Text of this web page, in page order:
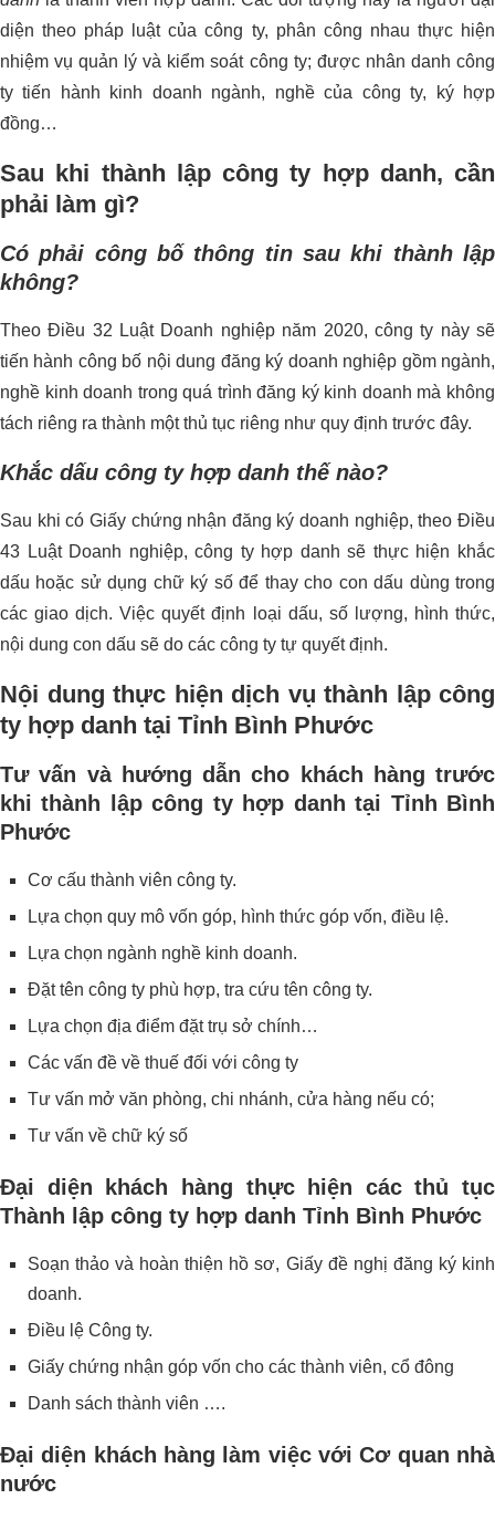
diện theo pháp luật của công ty, phân công nhau thực hiện
nhiệm vụ quản lý và kiểm soát công ty; được nhân danh công
ty tiến hành kinh doanh ngành, nghề của công ty, ký hợp
đồng…
Sau khi thành lập công ty hợp danh, cần
phải làm gì?
Có phải công bố thông tin sau khi thành lập
không?
Theo Điều 32 Luật Doanh nghiệp năm 2020, công ty này sẽ
tiến hành công bố nội dung đăng ký doanh nghiệp gồm ngành,
nghề kinh doanh trong quá trình đăng ký kinh doanh mà không
tách riêng ra thành một thủ tục riêng như quy định trước đây.
Khắc dấu công ty hợp danh thế nào?
Sau khi có Giấy chứng nhận đăng ký doanh nghiệp, theo Điều
43 Luật Doanh nghiệp, công ty hợp danh sẽ thực hiện khắc
dấu hoặc sử dụng chữ ký số để thay cho con dấu dùng trong
các giao dịch. Việc quyết định loại dấu, số lượng, hình thức,
nội dung con dấu sẽ do các công ty tự quyết định.
Nội dung thực hiện dịch vụ thành lập công
ty hợp danh tại Tỉnh Bình Phước
Tư vấn và hướng dẫn cho khách hàng trước
khi thành lập công ty hợp danh tại Tỉnh Bình
Phước
Cơ cấu thành viên công ty.
Lựa chọn quy mô vốn góp, hình thức góp vốn, điều lệ.
Lựa chọn ngành nghề kinh doanh.
Đặt tên công ty phù hợp, tra cứu tên công ty.
Lựa chọn địa điểm đặt trụ sở chính…
Các vấn đề về thuế đối với công ty
Tư vấn mở văn phòng, chi nhánh, cửa hàng nếu có;
Tư vấn về chữ ký số
Đại diện khách hàng thực hiện các thủ tục
Thành lập công ty hợp danh Tỉnh Bình Phước
Soạn thảo và hoàn thiện hồ sơ, Giấy đề nghị đăng ký kinh
doanh.
Điều lệ Công ty.
Giấy chứng nhận góp vốn cho các thành viên, cổ đông
Danh sách thành viên ….
Đại diện khách hàng làm việc với Cơ quan nhà
nước